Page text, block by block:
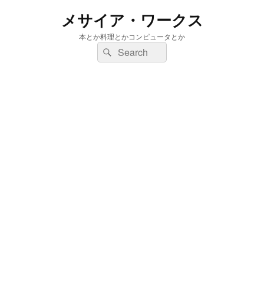
メサイア・ワークス
本とか料理とかコンピュータとか
検
索:
検
索